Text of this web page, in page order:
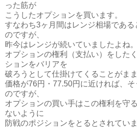
った筋が
こうしたオプションを買います。
すなわち3ヶ月間はレンジ相場であ
のですが、
昨今はレンジが続いていましたよね。
オプションの権利（支払い）をした
ションをバリアを
破ろうとして仕掛けてくることがまま
価格が76円・77.50円に近ければ、
のですが、
オプションの買い手はこの権利を守
ないように
防戦のポジションをとるとされていま